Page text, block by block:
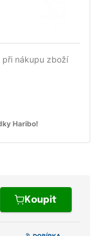
při nákupu zboží
Haribo!
Koupit